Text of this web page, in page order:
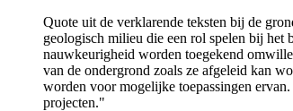
Quote uit de verklarende teksten bij de
geologisch milieu die een rol spelen bij het
nauwkeurigheid worden toegekend
van de ondergrond zoals ze afgeleid kan
worden voor mogelijke toepassingen
projecten."